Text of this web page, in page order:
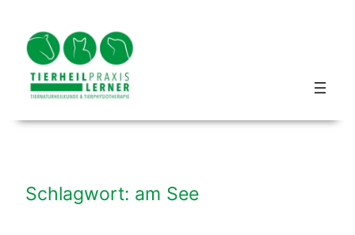
Inhalt
springen
Schlagwort: am See